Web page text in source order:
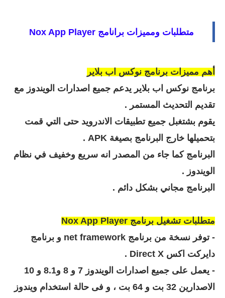
متطلبات ومميزات برانامجNox App Player
أهم مميزات برنامج نوكس اب بلاير
برنامج نوكس اب بلاير يدعم جميع اصدارات الويندوز مع
تقديم التحديث المستمر .
يقوم بشتغبل جميع تطبيقات الاندرويد حتى التي قمت
بتحميلها خارج البرنامج بصيغة APK .
البرنامج كما جاء من المصدر انه سريع وخفيف في نظام
الويندوز .
البرنامج مجاني بشكل دائم .
متطلبات تشغيل برنامج Nox App Player
- توفر نسخة من برنامج net framework و برنامج
دايركت اكس Direct X .
- يعمل على جميع اصدارات الويندوز 7 و 8 و8.1 و 10
الاصدارين 32 بت و 64 بت ، و فى حالة استخدام ويندوز